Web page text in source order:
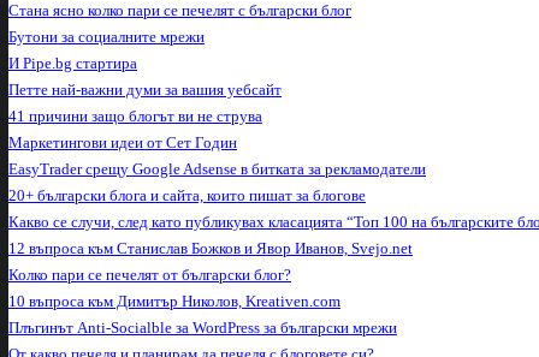
Стана ясно колко пари се печелят с български блог
Бутони за социалните мрежи
И Pipe.bg стартира
Петте най-важни думи за вашия уебсайт
41 причини защо блогът ви не струва
Маркетингови идеи от Сет Годин
EasyTrader срещу Google Adsense в битката за рекламодатели
20+ български блога и сайта, които пишат за блогове
Какво се случи, след като публикувах класацията “Топ 100 на българските
12 въпроса към Станислав Божков и Явор Иванов, Svejo.net
Колко пари се печелят от български блог?
10 въпроса към Димитър Николов, Kreativen.com
Плъгинът Anti-Socialble за WordPress за български мрежи